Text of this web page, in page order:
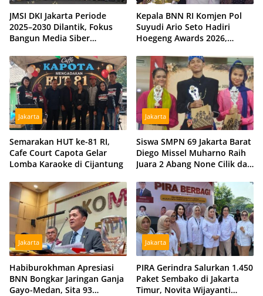
JMSI DKI Jakarta Periode
2025–2030 Dilantik, Fokus
Bangun Media Siber
Kepala BNN RI Komjen Pol
Suyudi Ario Seto Hadiri
Hoegeng Awards 2026,
Sinergi dengan Polri
Jakarta
Semarakan HUT ke-81 RI,
Cafe Court Capota Gelar
Lomba Karaoke di Cijantung
Jakarta
Siswa SMPN 69 Jakarta Barat
Diego Missel Muharno Raih
Juara 2 Abang None Cilik dan
Jakarta
Habiburokhman Apresiasi
BNN Bongkar Jaringan Ganja
Gayo-Medan, Sita 93
Jakarta
PIRA Gerindra Salurkan 1.450
Paket Sembako di Jakarta
Timur, Novita Wijayanti